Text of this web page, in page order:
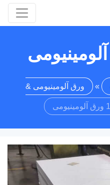
» ورق آلومینیومی &